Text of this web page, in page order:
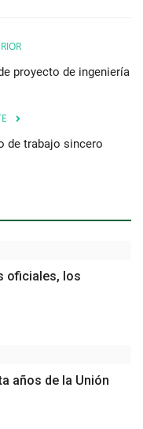
proyecto de ingeniería
de trabajo sincero
oficiales, los
años de la Unión